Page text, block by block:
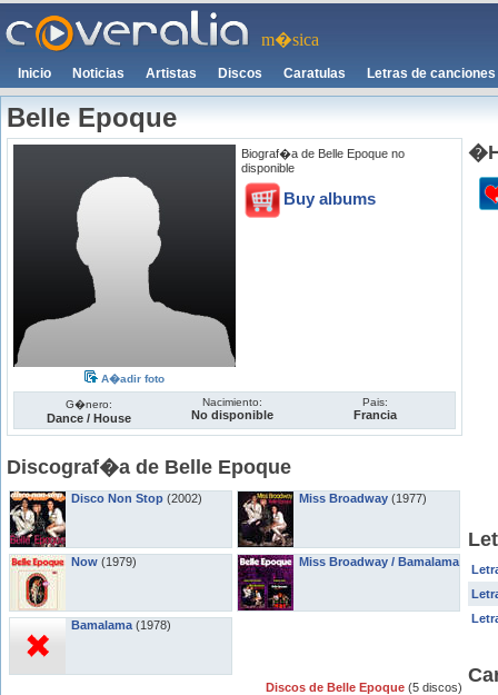
m�sica
Inicio Noticias Artistas Discos Caratulas Letras de canciones
Belle Epoque
A�adir foto
Biograf�a de Belle Epoque no
disponible
Buy albums
G�nero:
Dance / House
Nacimiento:
No disponible
Pais:
Francia
Discograf�a de Belle Epoque
Disco Non Stop (2002)
Now (1979)
Bamalama (1978)
Miss Broadway (1977)
Miss Broadway / Bamalama
Discos de Belle Epoque (5 discos)